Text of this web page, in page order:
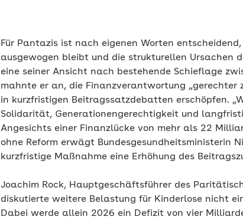
Für Pantazis ist nach eigenen Worten
ausgewogen bleibt und die strukturellen Ursachen
eine seiner Ansicht nach bestehende Schieflage
mahnte er an, die Finanzverantwortung „gerechter
in kurzfristigen Beitragssatzdebatten erschöpfen.
Solidarität, Generationengerechtigkeit und
Angesichts einer Finanzlücke von mehr als 22
ohne Reform erwägt Bundesgesundheitsministerin
kurzfristige Maßnahme eine Erhöhung des
Joachim Rock, Hauptgeschäftsführer des
diskutierte weitere Belastung für Kinderlose nicht
Dabei werde allein 2026 ein Defizit von vier